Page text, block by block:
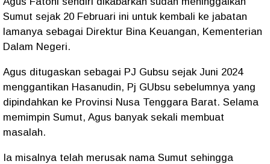
Sumut sejak 20 Februari ini untuk kembali ke jabatan
lamanya sebagai Direktur Bina Keuangan, Kementerian
Dalam Negeri.
Agus ditugaskan sebagai PJ Gubsu sejak Juni 2024
menggantikan Hasanudin, Pj GUbsu sebelumnya yang
dipindahkan ke Provinsi Nusa Tenggara Barat. Selama
memimpin Sumut, Agus banyak sekali membuat
masalah.
Ia misalnya telah merusak nama Sumut sehingga